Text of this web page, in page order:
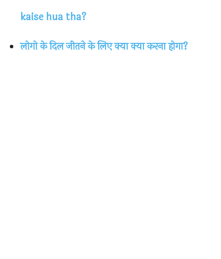
kaise hua tha?
लोगो के दिल जीतने के लिए क्या क्या करना होगा?